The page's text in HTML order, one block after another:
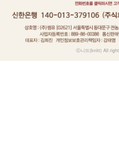
ⓒ니뜨(knitt) All